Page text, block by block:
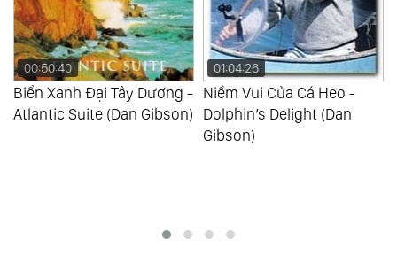
-
01:04:26
Niềm Vui Của Cá Heo -
Dolphin’s Delight (Dan
01:11:18
Cd Trình Diễn -
Demonstration Cd
Gibson)